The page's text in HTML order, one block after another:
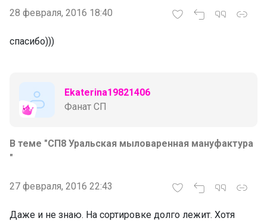
28 февраля, 2016 18:40
спасибо)))
Ekaterina19821406
Фанат СП
В теме "СП8 Уральская мыловаренная мануфактура
"
27 февраля, 2016 22:43
Даже и не знаю. На сортировке долго лежит. Хотя